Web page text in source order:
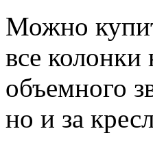
Можно
все
объемного
но и за